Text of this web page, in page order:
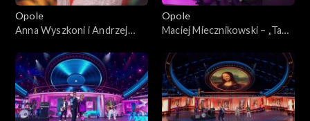
Opole
Anna Wyszkoni i Andrzej
są w sobie zakochani?”. 62.
KFPP: Koncert „Zróbmy
więc prywatkę”
Opole
Maciej Miecznikowski – „Ta
Koncert „Zróbmy więc
prywatkę”